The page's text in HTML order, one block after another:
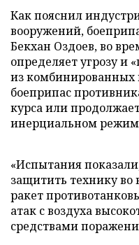
Как пояснил
вооружений,
Бекхан Оздоев, во
определяет угрозу и
из комбинированных
боеприпас
курса или
инерциальном
«Испытания
защитить технику
ракет
атак с воздуха
средствами